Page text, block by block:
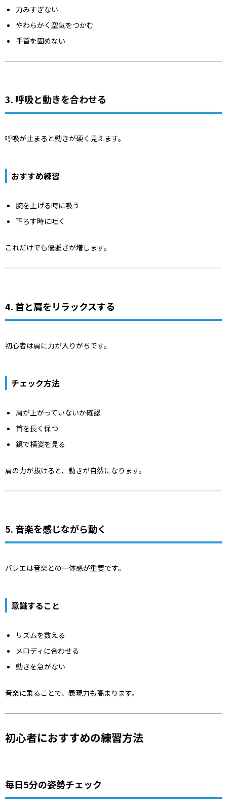
力みすぎない
やわらかく空気をつかむ
手首を固めない
3. 呼吸と動きを合わせる
呼吸が止まると動きが硬く見えます。
おすすめ練習
腕を上げる時に吸う
下ろす時に吐く
これだけでも優雅さが増します。
4. 首と肩をリラックスする
初心者は肩に力が入りがちです。
チェック方法
肩が上がっていないか確認
首を長く保つ
鏡で横姿を見る
肩の力が抜けると、動きが自然になります。
5. 音楽を感じながら動く
バレエは音楽との一体感が重要です。
意識すること
リズムを数える
メロディに合わせる
動きを急がない
音楽に乗ることで、表現力も高まります。
初心者におすすめの練習方法
毎日5分の姿勢チェック